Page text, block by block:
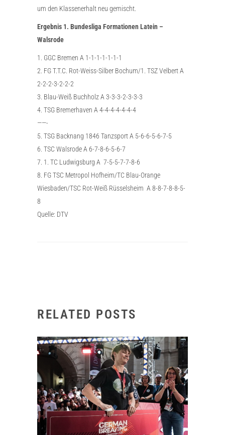
um den Klassenerhalt neu gemischt.
Ergebnis 1. Bundesliga Formationen Latein –
Walsrode
1. GGC Bremen A 1-1-1-1-1-1-1
2. FG T.T.C. Rot-Weiss-Silber Bochum/1. TSZ Velbert A
2-2-2-3-2-2-2
3. Blau-Weiß Buchholz A 3-3-3-2-3-3-3
4. TSG Bremerhaven A 4-4-4-4-4-4-4
——-
5. TSG Backnang 1846 Tanzsport A 5-6-6-5-6-7-5
6. TSC Walsrode A 6-7-8-6-5-6-7
7. 1. TC Ludwigsburg A 7-5-5-7-7-8-6
8. FG TSC Metropol Hofheim/TC Blau-Orange
Wiesbaden/TSC Rot-Weiß Rüsselsheim A 8-8-7-8-8-5-
8
Quelle: DTV
RELATED POSTS